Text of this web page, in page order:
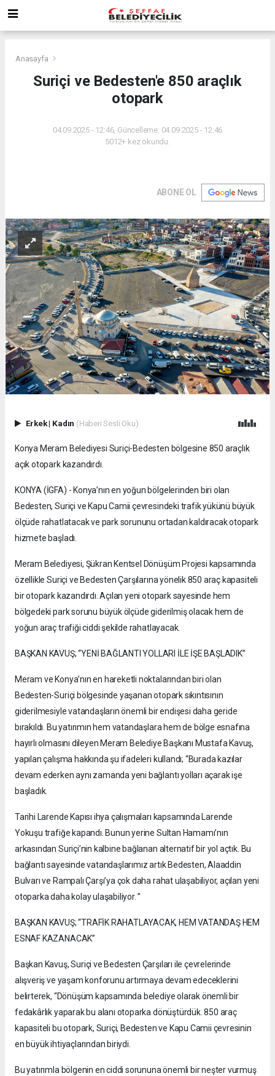
Anasayfa
Suriçi ve Bedesten'e 850 araçlık
otopark
04.09.2025 - 12:46, Güncelleme: 04.09.2025 - 12:46
5012+ kez okundu.
ABONE OL
Erkek| Kadın (Haberi Sesli Oku)
Konya Meram Belediyesi Suriçi-Bedesten bölgesine 850 araçlık
açık otopark kazandırdı.
KONYA (İGFA) - Konya’nın en yoğun bölgelerinden biri olan
Bedesten, Suriçi ve Kapu Camii çevresindeki trafik yükünü büyük
ölçüde rahatlatacak ve park sorununu ortadan kaldıracak otopark
hizmete başladı.
Meram Belediyesi, Şükran Kentsel Dönüşüm Projesi kapsamında
özellikle Suriçi ve Bedesten Çarşılarına yönelik 850 araç kapasiteli
bir otopark kazandırdı. Açılan yeni otopark sayesinde hem
bölgedeki park sorunu büyük ölçüde giderilmiş olacak hem de
yoğun araç trafiği ciddi şekilde rahatlayacak.
BAŞKAN KAVUŞ; “YENİ BAĞLANTI YOLLARI İLE İŞE BAŞLADIK”
Meram ve Konya’nın en hareketli noktalarından biri olan
Bedesten-Suriçi bölgesinde yaşanan otopark sıkıntısının
giderilmesiyle vatandaşların önemli bir endişesi daha geride
bırakıldı. Bu yatırımın hem vatandaşlara hem de bölge esnafına
hayırlı olmasını dileyen Meram Belediye Başkanı Mustafa Kavuş,
yapılan çalışma hakkında şu ifadeleri kullandı; “Burada kazılar
devam ederken aynı zamanda yeni bağlantı yolları açarak işe
başladık.
Tarihi Larende Kapısı ihya çalışmaları kapsamında Larende
Yokuşu trafiğe kapandı. Bunun yerine Sultan Hamamı’nın
arkasından Suriçi’nin kalbine bağlanan alternatif bir yol açtık. Bu
bağlantı sayesinde vatandaşlarımız artık Bedesten, Alaaddin
Bulvarı ve Rampalı Çarşı’ya çok daha rahat ulaşabiliyor, açılan yeni
otoparka daha kolay ulaşabiliyor. ”
BAŞKAN KAVUŞ; “TRAFİK RAHATLAYACAK, HEM VATANDAŞ HEM
ESNAF KAZANACAK”
Başkan Kavuş, Suriçi ve Bedesten Çarşıları ile çevrelerinde
alışveriş ve yaşam konforunu artırmaya devam edeceklerini
belirterek, “Dönüşüm kapsamında belediye olarak önemli bir
fedakârlık yaparak bu alanı otoparka dönüştürdük. 850 araç
kapasiteli bu otopark, Suriçi, Bedesten ve Kapu Camii çevresinin
en büyük ihtiyaçlarından biriydi.
Bu yatırımla bölgenin en ciddi sorununa önemli bir neşter vurmuş